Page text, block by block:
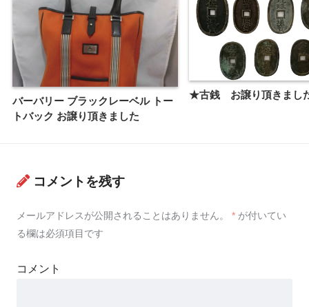
バーバリー ブラックレーベル トー
トバック お譲り頂きました
★古銭 お譲り頂きまし
コメントを残す
メールアドレスが公開されることはありません。 * が付いてい
る欄は必須項目です
コメント